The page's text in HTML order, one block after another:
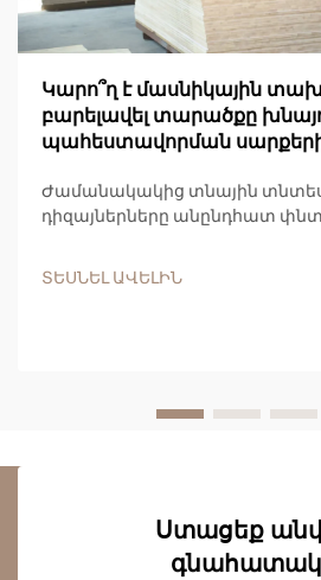
Կարո՞ղ է մասնիկային
բարելավել տարածքը
պահեստավորման
Ժամանակակից տնային
դիզայներները անընդհատ
բազմաֆունկցիոնալությունը և
առաջարկելով բացառիկ...
ՏԵՍՆԵԼ ԱՎԵԼԻՆ
Ստացեք